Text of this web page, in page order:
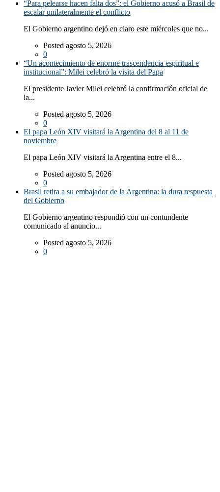
“Para pelearse hacen falta dos”: el Gobierno acusó a Brasil de
escalar unilateralmente el conflicto
El Gobierno argentino dejó en claro este miércoles que no...
Posted agosto 5, 2026
0
“Un acontecimiento de enorme trascendencia espiritual e
institucional”: Milei celebró la visita del Papa
El presidente Javier Milei celebró la confirmación oficial de
la...
Posted agosto 5, 2026
0
El papa León XIV visitará la Argentina del 8 al 11 de
noviembre
El papa León XIV visitará la Argentina entre el 8...
Posted agosto 5, 2026
0
Brasil retira a su embajador de la Argentina: la dura respuesta
del Gobierno
El Gobierno argentino respondió con un contundente
comunicado al anuncio...
Posted agosto 5, 2026
0